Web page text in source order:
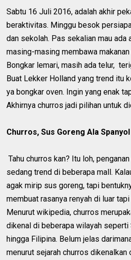
Sabtu 16 Juli 2016, adalah akhir
beraktivitas. Minggu besok
dan sekolah. Pas sekalian mau ada
masing-masing membawa
Bongkar lemari, masih ada telur,
Buat Lekker Holland yang trend itu
ya bongkar oven. Ingin yang enak
Akhirnya churros jadi pilihan untuk
Churros, Sus Goreng Ala Spanyol
Tahu churros kan? Itu loh,
sedang trend di beberapa mall.
agak mirip sus goreng, tapi
membuat rasanya renyah di luar
Menurut wikipedia, churros
dikenal di beberapa wilayah seperti
hingga Filipina. Belum jelas
menurut sejarah churros